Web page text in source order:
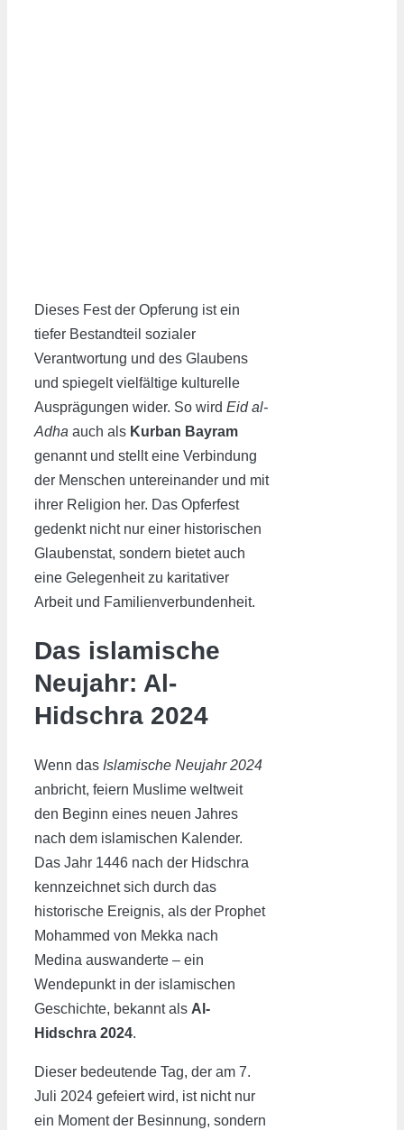
Dieses Fest der Opferung ist ein
tiefer Bestandteil sozialer
Verantwortung und des Glaubens
und spiegelt vielfältige kulturelle
Ausprägungen wider. So wird Eid al-
Adha auch als Kurban Bayram
genannt und stellt eine Verbindung
der Menschen untereinander und mit
ihrer Religion her. Das Opferfest
gedenkt nicht nur einer historischen
Glaubenstat, sondern bietet auch
eine Gelegenheit zu karitativer
Arbeit und Familienverbundenheit.
Das islamische
Neujahr: Al-
Hidschra 2024
Wenn das Islamische Neujahr 2024
anbricht, feiern Muslime weltweit
den Beginn eines neuen Jahres
nach dem islamischen Kalender.
Das Jahr 1446 nach der Hidschra
kennzeichnet sich durch das
historische Ereignis, als der Prophet
Mohammed von Mekka nach
Medina auswanderte – ein
Wendepunkt in der islamischen
Geschichte, bekannt als Al-
Hidschra 2024.
Dieser bedeutende Tag, der am 7.
Juli 2024 gefeiert wird, ist nicht nur
ein Moment der Besinnung, sondern